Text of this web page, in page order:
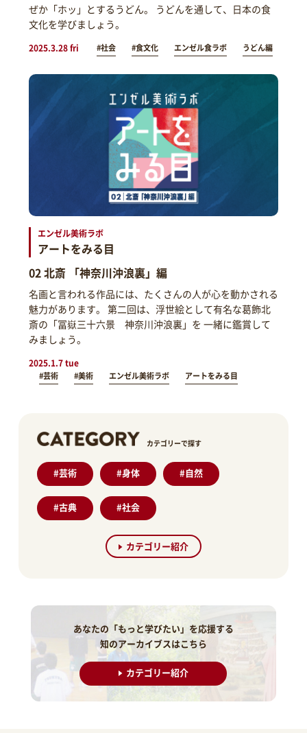
ぜか「ホッ」とするうどん。 うどんを通して、日本の食
文化を学びましょう。
2025.3.28 fri #社会 #食文化 エンゼル食ラボ うどん編
エンゼル美術ラボ
アートをみる目
02 北斎 「神奈川沖浪裏」編
名画と言われる作品には、たくさんの人が心を動かされる
魅力があります。 第二回は、浮世絵として有名な葛飾北
斎の「冨嶽三十六景 神奈川沖浪裏」を 一緒に鑑賞して
みましょう。
2025.1.7 tue
#芸術 #美術 エンゼル美術ラボ アートをみる目
カテゴリーで探す
カテゴリー紹介
#芸術 #身体 #自然
#古典 #社会
あなたの「もっと学びたい」を応援する
知のアーカイブスはこちら
カテゴリー紹介